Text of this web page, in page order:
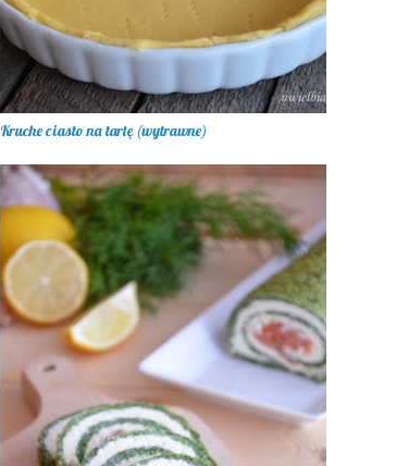
Kruche ciasto na tartę (wytrawne)